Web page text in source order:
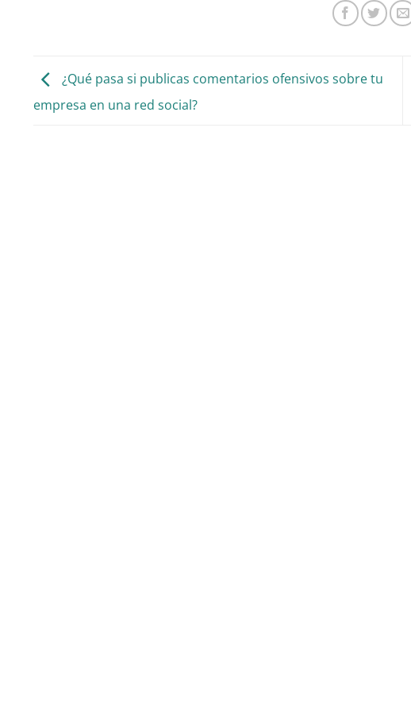
¿Qué pasa si publicas comentarios ofensivos sobre tu
empresa en una red social?